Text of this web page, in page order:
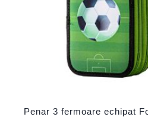
Penar 3 fermoare echipat